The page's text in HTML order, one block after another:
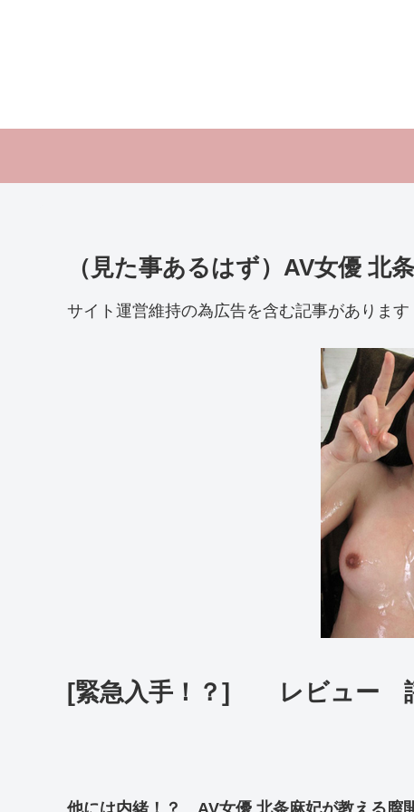
（見た事あるはず）AV女優
サイト運営維持の為広告を含む記事があります
[緊急入手！？] レビュー
他には内緒！？ AV女優 北条麻妃が教える